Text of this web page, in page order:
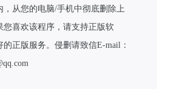
，从您的电脑/手机中彻底删除上
您喜欢该程序，请支持正版软
的正版服务。侵删请致信E-mail：